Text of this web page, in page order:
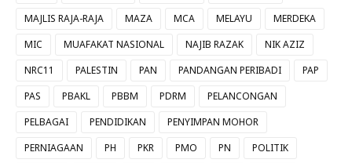
MAJLIS RAJA-RAJA
MAZA MCA MELAYU
MERDEKA
MIC
MUAFAKAT NASIONAL NAJIB RAZAK
NIK AZIZ
NRC11
PALESTIN PAN PANDANGAN PERIBADI
PAP
PAS
PBAKL PBBM PDRM
PELANCONGAN
PELBAGAI
PENDIDIKAN
PENYIMPAN MOHOR
PERNIAGAAN
PH PKR PMO PN
POLITIK